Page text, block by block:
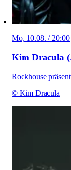
Mo, 10.08. / 20:00
Kim Dracula
Rockhouse
© Kim Dracula